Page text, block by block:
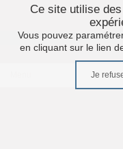
Ce site utilise
Vous pouvez
en cliquant sur le lien
Je